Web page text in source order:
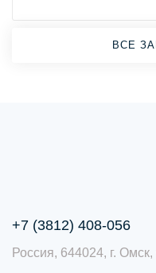
ВСЕ
+7 (3812) 408-056
Россия, 644024, г.